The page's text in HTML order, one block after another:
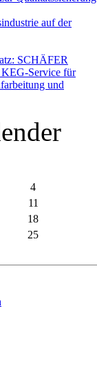
auf der
SCHÄFER
KEG-Service für
und
4
11
18
25